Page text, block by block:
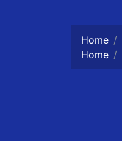
Home
Home